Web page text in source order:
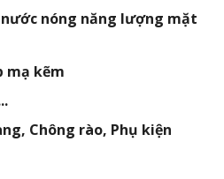
nóng năng lượng mặt
mạ kẽm
Chông rào, Phụ kiện